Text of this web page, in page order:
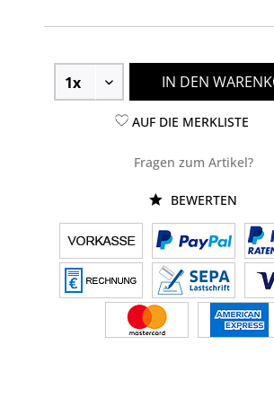
IN DEN
AUF DIE MERKLISTE
Fragen zum Artikel?
BEWERTEN